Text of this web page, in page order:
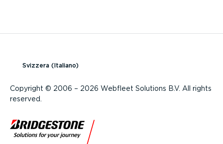
Copyright © 2006 – 2026 Webfleet Solutions B.V. All rights
reserved.
Svizzera (Italiano)